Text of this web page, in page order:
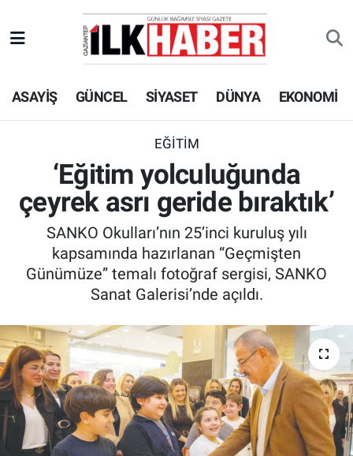
ASAYİŞ GÜNCEL SİYASET DÜNYA EKONOMİ
EĞİTİM
‘Eğitim yolculuğunda
çeyrek asrı geride bıraktık’
SANKO Okulları’nın 25’inci kuruluş yılı
kapsamında hazırlanan “Geçmişten
Günümüze” temalı fotoğraf sergisi, SANKO
Sanat Galerisi’nde açıldı.
EKONOMİ
SİYASET
SPOR
TEKNOLOJİ
ASAYİŞ
EĞİTİM
KÜLTÜR - SANAT
Beyoğlu Hava Durumu
Beyoğlu Trafik Yoğunluk Haritası
Süper Lig Puan Durumu ve Fikstür
Tüm Manşetler
Son Dakika Haberleri
Haber Arşivi